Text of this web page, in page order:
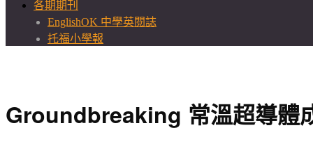
各期期刊
EnglishOK 中學英閱誌
托福小學報
Groundbreaking 常溫超導體